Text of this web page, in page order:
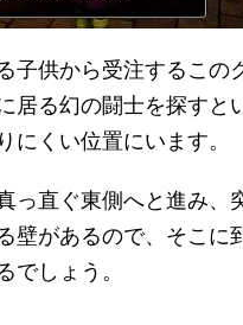
子供から受注するこの
居る幻の闘士を探すと
にくい位置にいます。
っ直ぐ東側へと進み、
壁があるので、そこに
でしょう。